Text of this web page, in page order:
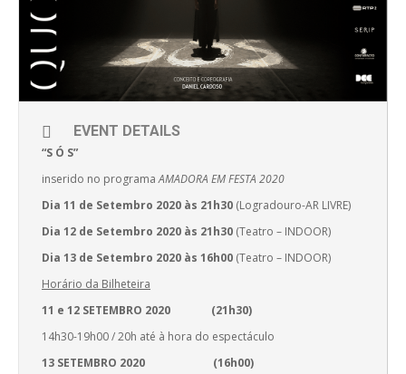
EVENT DETAILS
“S Ó S”
inserido no programaAMADORA EM FESTA 2020
Dia 11 de Setembro 2020 às 21h30 (Logradouro-AR LIVRE)
Dia 12 de Setembro 2020 às 21h30 (Teatro – INDOOR)
Dia 13 de Setembro 2020 às 16h00 (Teatro – INDOOR)
Horário da Bilheteira
11 e 12 SETEMBRO 2020 (21h30)
14h30-19h00 / 20h até à hora do espectáculo
13 SETEMBRO 2020 (16h00)